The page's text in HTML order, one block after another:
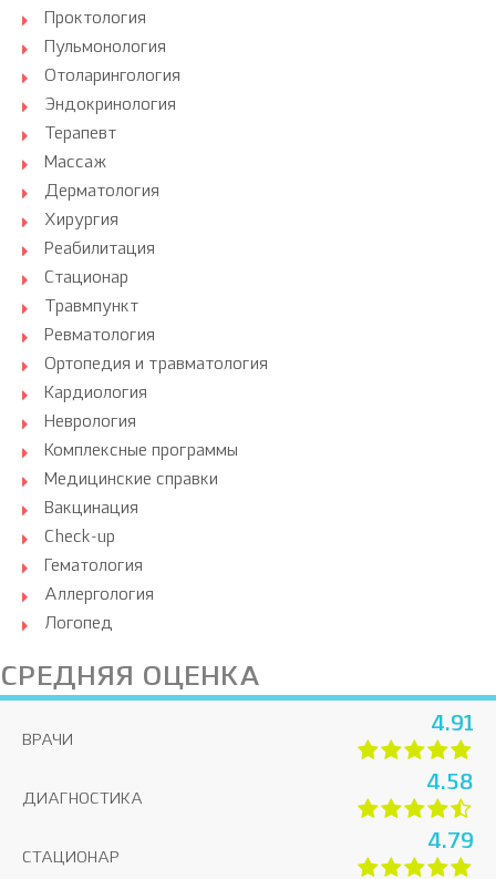
Проктология
Пульмонология
Отоларингология
Эндокринология
Терапевт
Массаж
Дерматология
Хирургия
Реабилитация
Стационар
Травмпункт
Ревматология
Ортопедия и травматология
Кардиология
Неврология
Комплексные программы
Медицинские справки
Вакцинация
Check-up
Гематология
Аллергология
Логопед
СРЕДНЯЯ ОЦЕНКА
ВРАЧИ
4.91
ДИАГНОСТИКА
4.58
СТАЦИОНАР
4.79